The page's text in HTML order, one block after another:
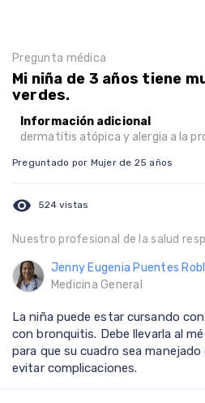
Pregunta médica
Mi niña de 3 años tiene
verdes.
Información adicional
dermatitis atópica y alergia a la
Preguntado por Mujer de 25 años
visibility 524 vistas
Nuestro profesional de la salud
Jenny Eugenia Puentes
Medicina General
La niña puede estar cursando
con bronquitis. Debe llevarla al
para que su cuadro sea
evitar complicaciones.